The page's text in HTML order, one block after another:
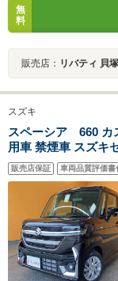
無
料
販売店： リバティ 貝
スズキ
スペーシア 660 カ
用車 禁煙車 スズキ
LEDヘッドライト
ー プッシュボタン
ティブクルーズコ
販売店保証 車両品質評価書